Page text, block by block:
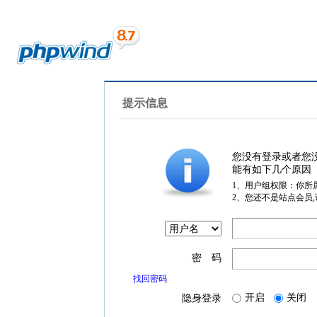
提示信息
您没有登录或者您
能有如下几个原因
1、用户组权限：你所
2、您还不是站点会员
密 码
找回密码
隐身登录 开启 关闭